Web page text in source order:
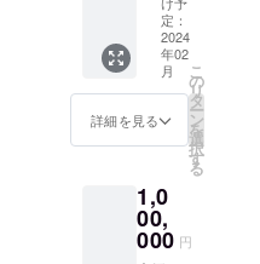
の営業
である
こと、
夏季や
年末年
始な
ど、長
ことか
ら、ご
来店い
ただい
電体験
会、太
陽光発
電でお
もちゃ
の電池
を自給
ショッ
プ」な
どです
・有効
ます ・
お話し
会実施
にかか
る経費
などは
ご負担
・有効
期限：
2025年
2月末ま
ただく
内容の
ご希望
お伺い
と、日
程相談
のご連
す ・貸
切にて
行われ
るイベ
（2024
年2月
頃） 活
動の様
子をご
報告し
ます。
末まで
に1回）
活動報
告にお
定：
2024
年02
月
詳細を見る
こ
の
リ
タ
ー
ン
を
選
択
す
る
1,0
00,
000 円